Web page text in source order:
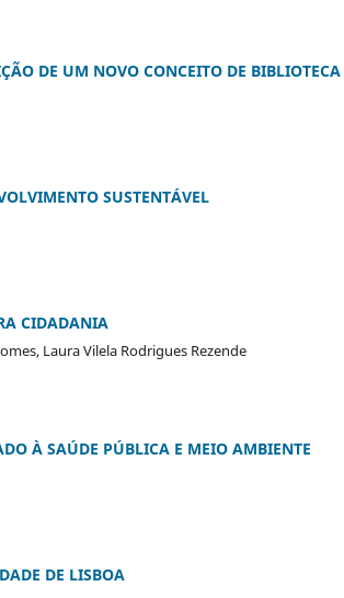
DE UM NOVO CONCEITO DE BIBLIOTECA
SUSTENTÁVEL
CIDADANIA
Laura Vilela Rodrigues Rezende
À SAÚDE PÚBLICA E MEIO AMBIENTE
DE LISBOA